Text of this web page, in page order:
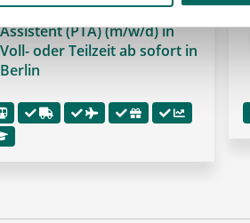
Pharmazeutisch-technischer
Assistent (PTA) (m/w/d) in
Voll- oder Teilzeit ab sofort in
Berlin